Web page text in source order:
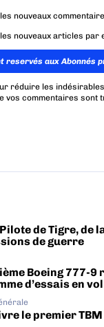
nouveaux
nouveaux articles par
reservés aux Abonnés
réduire les
vos commentaires sont
de Tigre, de
de guerre
Boeing 777-9
d’essais en vol
le premier